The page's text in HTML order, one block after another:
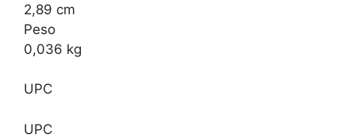
2,89 cm
Peso
0,036 kg
UPC
UPC